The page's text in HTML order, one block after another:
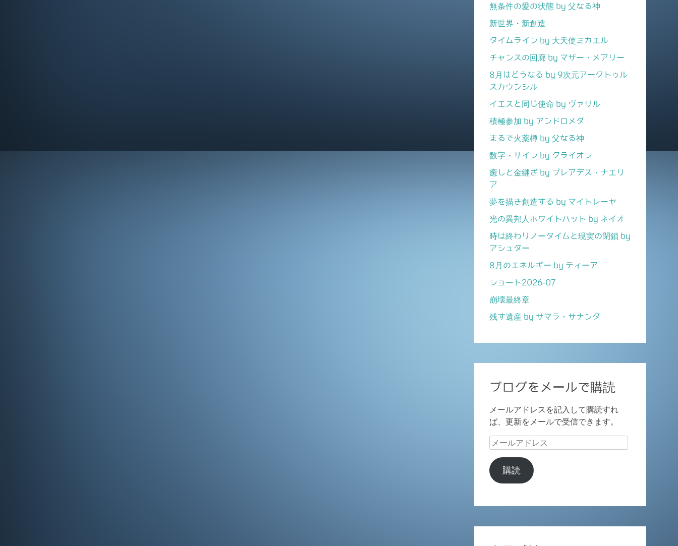
無条件の愛の状態 by 父なる神
新世界・新創造
タイムライン by 大天使ミカエル
チャンスの回廊 by マザー・メアリー
8月はどうなる by 9次元アークトゥル
スカウンシル
イエスと同じ使命 by ヴァリル
積極参加 by アンドロメダ
まるで火薬樽 by 父なる神
数字・サイン by クライオン
癒しと金継ぎ by プレアデス・ナエリ
ア
夢を描き創造する by マイトレーヤ
光の異邦人ホワイトハット by ネイオ
時は終わりノータイムと現実の閉鎖 by
アシュター
8月のエネルギー by ティーア
ショート2026-07
崩壊最終章
残す遺産 by サマラ・サナンダ
ブログをメールで購読
メールアドレスを記入して購読すれ
ば、更新をメールで受信できます。
メ
ル
ア
購読